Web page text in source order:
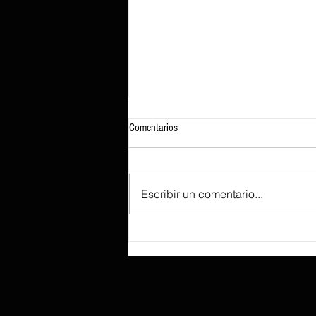
Comentarios
Escribir un comentario...